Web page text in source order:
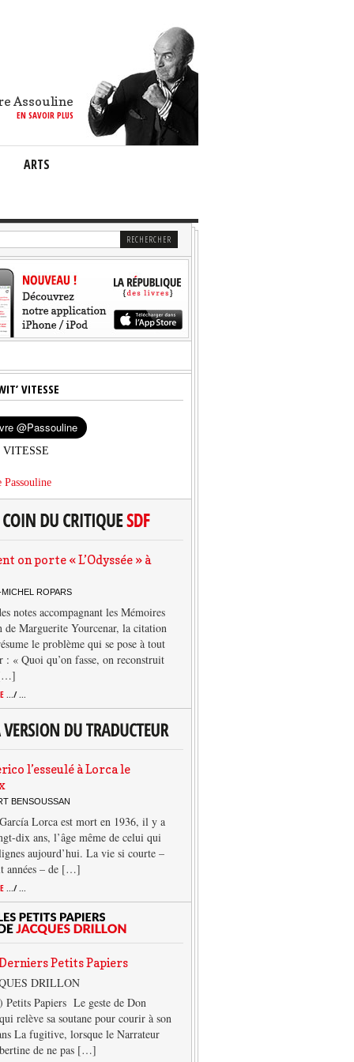
Assouline
EN SAVOIR PLUS
ARTS
VITESSE
VITESSE
Passouline
on porte « L’Odyssée » à
ROPARS
notes accompagnant les Mémoires
de Marguerite Yourcenar, la citation
le problème qui se pose à tout
: « Quoi qu’on fasse, on reconstruit
.../ ...
l’esseulé à Lorca le
BENSOUSSAN
Lorca est mort en 1936, il y a
dix ans, l’âge même de celui qui
aujourd’hui. La vie si courte –
années – de […]
.../ ...
Petits Papiers
DRILLON
Petits Papiers Le geste de Don
relève sa soutane pour courir à son
La fugitive, lorsque le Narrateur
de ne pas […]